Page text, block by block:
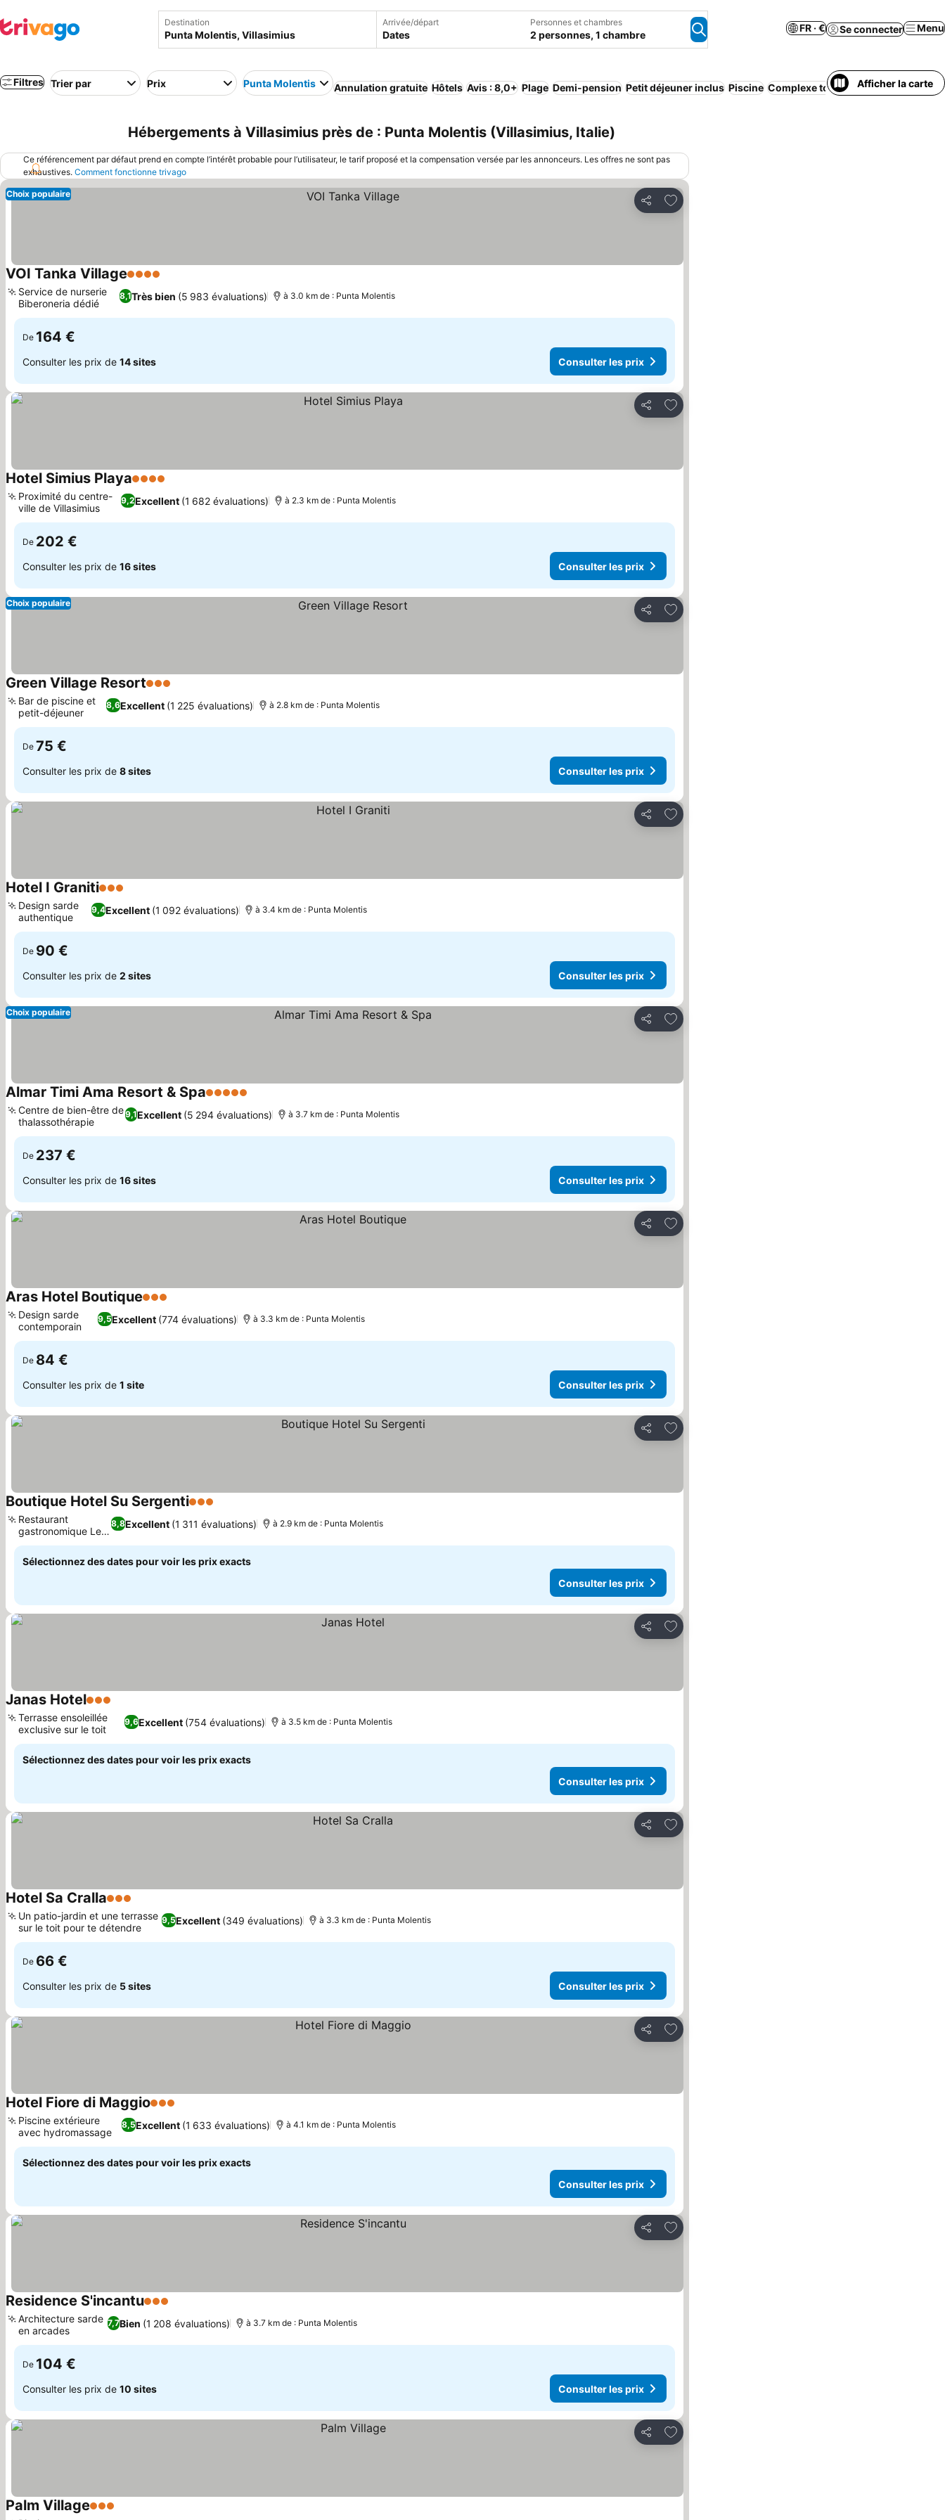
Destination Arrivée/départ
Dates
Personnes et chambres
2 personnes, 1 chambre
FR · € Se connecter Menu
Filtres Trier par Prix Punta Molentis Annulation gratuite Hôtels Avis : 8,0+ Plage Demi-pension Petit déjeuner inclus Piscine Complexe touristique Appart’hôtel
Afficher la carte
Hébergements à Villasimius près de : Punta Molentis (Villasimius, Italie)
Ce référencement par défaut prend en compte l’intérêt probable pour l’utilisateur, le tarif proposé et la compensation versée par les annonceurs. Les offres ne sont pas
exhaustives. Comment fonctionne trivago
Partager
Ajouter à mes favoris
Choix populaire
VOI Tanka Village4 Étoiles
8,1Très bien (5 983 évaluations)
Service de nurserie
Biberoneria dédié
à 3.0 km de : Punta Molentis
De 164 €
Consulter les prix de 14 sites Consulter les prix
Partager
Ajouter à mes favoris
Hotel Simius Playa4 Étoiles
9,2Excellent (1 682 évaluations)
Proximité du centre-
ville de Villasimius
à 2.3 km de : Punta Molentis
De 202 €
Consulter les prix de 16 sites Consulter les prix
Partager
Ajouter à mes favoris
Choix populaire
Green Village Resort3 Étoiles
8,6Excellent (1 225 évaluations)
Bar de piscine et
petit-déjeuner
à 2.8 km de : Punta Molentis
De 75 €
Consulter les prix de 8 sites Consulter les prix
Partager
Ajouter à mes favoris
Hotel I Graniti3 Étoiles
9,4Excellent (1 092 évaluations)
Design sarde
authentique
à 3.4 km de : Punta Molentis
De 90 €
Consulter les prix de 2 sites Consulter les prix
Partager
Ajouter à mes favoris
Choix populaire
Almar Timi Ama Resort & Spa5 Étoiles
9,1Excellent (5 294 évaluations)
Centre de bien-être de
thalassothérapie
à 3.7 km de : Punta Molentis
De 237 €
Consulter les prix de 16 sites Consulter les prix
Partager
Ajouter à mes favoris
Aras Hotel Boutique3 Étoiles
9,5Excellent (774 évaluations)
Design sarde
contemporain
à 3.3 km de : Punta Molentis
De 84 €
Consulter les prix de 1 site Consulter les prix
Partager
Ajouter à mes favoris
Boutique Hotel Su Sergenti3 Étoiles
8,8Excellent (1 311 évaluations)
Restaurant
gastronomique Le
Grill
à 2.9 km de : Punta Molentis
Sélectionnez des dates pour voir les prix exacts
Consulter les prix
Partager
Ajouter à mes favoris
Janas Hotel3 Étoiles
9,6Excellent (754 évaluations)
Terrasse ensoleillée
exclusive sur le toit
à 3.5 km de : Punta Molentis
Sélectionnez des dates pour voir les prix exacts
Consulter les prix
Partager
Ajouter à mes favoris
Hotel Sa Cralla3 Étoiles
9,5Excellent (349 évaluations)
Un patio-jardin et une terrasse
sur le toit pour te détendre
à 3.3 km de : Punta Molentis
De 66 €
Consulter les prix de 5 sites Consulter les prix
Partager
Ajouter à mes favoris
Hotel Fiore di Maggio3 Étoiles
8,5Excellent (1 633 évaluations)
Piscine extérieure
avec hydromassage
à 4.1 km de : Punta Molentis
Sélectionnez des dates pour voir les prix exacts
Consulter les prix
Partager
Ajouter à mes favoris
Residence S'incantu3 Étoiles
7,7Bien (1 208 évaluations)
Architecture sarde
en arcades
à 3.7 km de : Punta Molentis
De 104 €
Consulter les prix de 10 sites Consulter les prix
Partager
Ajouter à mes favoris
Palm Village3 Étoiles